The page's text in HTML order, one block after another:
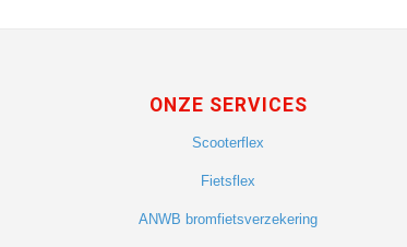
ONZE SERVICES
Scooterflex
Fietsflex
ANWB bromfietsverzekering